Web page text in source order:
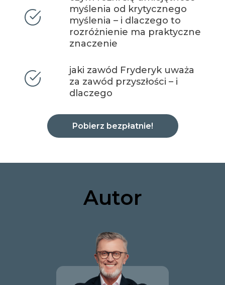
myślenia od krytycznego
myślenia – i dlaczego to
rozróżnienie ma praktyczne
znaczenie
jaki zawód Fryderyk uważa
za zawód przyszłości – i
dlaczego
Pobierz bezpłatnie!
Autor